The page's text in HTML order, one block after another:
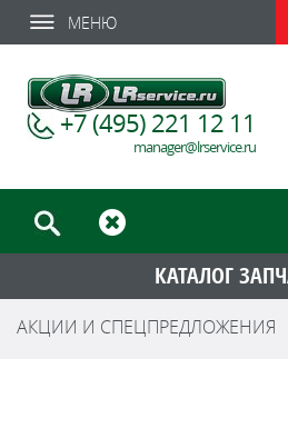
МЕНЮ
+7 (495) 221 12 11
manager@lrservice.ru
КАТАЛОГ
АКЦИИ И СПЕЦПРЕДЛОЖЕНИЯ